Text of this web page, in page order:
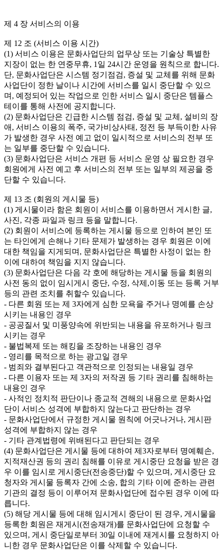
제 4 장 서비스의 이용
제 12 조 (서비스 이용 시간)
(1) 서비스 이용은 문화사업단의 업무상 또는 기술상 특별한
지장이 없는 한 연중무휴, 1일 24시간 운영을 원칙으로 합니다.
단, 문화사업단은 시스템 정기점검, 증설 및 교체를 위해 문화
사업단이 정한 날이나 시간에 서비스를 일시 중단할 수 있으
며, 예정되어 있는 작업으로 인한 서비스 일시 중단은 템플스
테이를 통해 사전에 공지합니다.
(2) 문화사업단은 긴급한 시스템 점검, 증설 및 교체, 설비의 장
애, 서비스 이용의 폭주, 국가비상사태, 정전 등 부득이한 사유
가 발생한 경우 사전 예고 없이 일시적으로 서비스의 전부 또
는 일부를 중단할 수 있습니다.
(3) 문화사업단은 서비스 개편 등 서비스 운영 상 필요한 경우
회원에게 사전 예고 후 서비스의 전부 또는 일부의 제공을 중
단할 수 있습니다.
제 13 조 (회원의 게시물 등)
(1) 게시물이라 함은 회원이 서비스를 이용하면서 게시한 글,
사진, 각종 파일과 링크 등을 말합니다.
(2) 회원이 서비스에 등록하는 게시물 등으로 인하여 본인 또
는 타인에게 손해나 기타 문제가 발생하는 경우 회원은 이에
대한 책임을 지게되며, 문화사업단은 특별한 사정이 없는 한
이에 대하여 책임을 지지 않습니다.
(3) 문화사업단은 다음 각 호에 해당하는 게시물 등을 회원의
사전 동의 없이 임시게시 중단, 수정, 삭제,이동 또는 등록 거부
등의 관련 조치를 취할수 있습니다.
- 다른 회원 또는 제 3자에게 심한 모욕을 주거나 명예를 손상
시키는 내용인 경우
- 공공질서 및 미풍양속에 위반되는 내용을 유포하거나 링크
시키는 경우
- 불법복제 또는 해킹을 조장하는 내용인 경우
- 영리를 목적으로 하는 광고일 경우
- 범죄와 결부된다고 객관적으로 인정되는 내용일 경우
- 다른 이용자 또는 제 3자의 저작권 등 기타 권리를 침해하는
내용인 경우
- 사적인 정치적 판단이나 종교적 견해의 내용으로 문화사업
단이 서비스 성격에 부합하지 않는다고 판단하는 경우
- 문화사업단에서 규정한 게시물 원칙에 어긋나거나, 게시판
성격에 부합하지 않는 경우
- 기타 관계법령에 위배된다고 판단되는 경우
(4) 문화사업단은 게시물 등에 대하여 제3자로부터 명예훼손,
지적재산권 등의 권리 침해를 이유로 게시중단 요청을 받은 경
우 이를 임시로 게시중단(전송중단)할 수 있으며, 게시중단 요
청자와 게시물 등록자 간에 소송, 합의 기타 이에 준하는 관련
기관의 결정 등이 이루어져 문화사업단에 접수된 경우 이에 따
릅니다.
(5) 해당 게시물 등에 대해 임시게시 중단이 된 경우, 게시물을
등록한 회원은 재게시(전송재개)를 문화사업단에 요청할 수
있으며, 게시 중단일로부터 30일 이내에 재게시를 요청하지 아
니한 경우 문화사업단은 이를 삭제할 수 있습니다.